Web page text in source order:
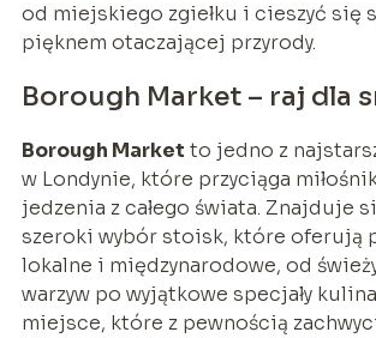
od miejskiego zgiełku i cieszyć się
pięknem otaczającej przyrody.
Borough Market – raj dla
Borough Market to jedno z
w Londynie, które przyciąga
jedzenia z całego świata. Znajduje
szeroki wybór stoisk, które oferują
lokalne i międzynarodowe, od
warzyw po wyjątkowe specjały
miejsce, które z pewnością